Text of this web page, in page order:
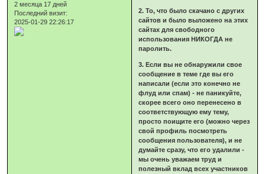
2 месяца 17 дней
Последний визит:
2025-01-29 22:26:17
2. То, что было скачано с других
сайтов и было выложено на этих
сайтах для свободного
использования НИКОГДА не
паролить.
3. Если вы не обнаружили свое
сообщение в теме где вы его
написали (если это конечно не
флуд или спам) - не паникуйте,
скорее всего оно перенесено в
соответствующую ему тему,
просто поищите его (можно через
свой профиль посмотреть
сообщения пользователя), и не
думайте сразу, что его удалили -
мы очень уважаем труд и
полезный вклад всех участников